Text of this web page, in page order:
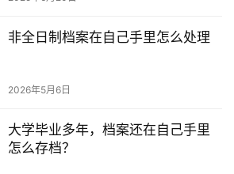
非全日制档案在自己手里怎么处理
2026年5月6日
大学毕业多年，档案还在自己手里
怎么存档？